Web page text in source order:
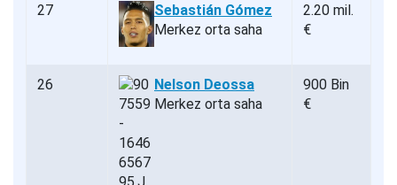
27
Sebastián Gómez
Merkez orta saha
2.20 mil.
€
26
Nelson Deossa
Merkez orta saha
900 Bin
€